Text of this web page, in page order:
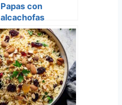
Papas con
alcachofas